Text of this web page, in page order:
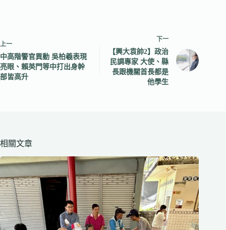
上一
中高階警官異動 吳柏羲表現
亮眼、賴英門等中打出身幹
部皆高升
下一
【興大袁帥2】政治
民調專家 大使、縣
長跟機關首長都是
他學生
相關文章